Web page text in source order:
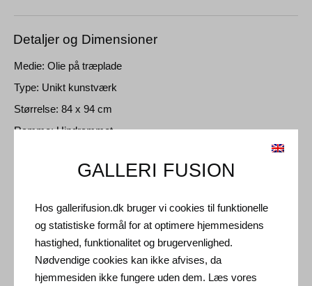
Detaljer og Dimensioner
Medie: Olie på træplade
Type: Unikt kunstværk
Størrelse: 84 x 94 cm
Ramme: Uindrammet
Forsendelse og Retur
Leveringstid: 3-5 hverdage inden for Danmark.
Forsendelse: Salgsprisen er inklusiv levering. Læs
handelsbetingelser
Håndtering: Sendes sikkert og forsikret. Mere information
kontakt os
GALLERI FUSION
Hos gallerifusion.dk bruger vi cookies til funktionelle
og statistiske formål for at optimere hjemmesidens
hastighed, funktionalitet og brugervenlighed.
Nødvendige cookies kan ikke afvises, da
hjemmesiden ikke fungere uden dem. Læs vores